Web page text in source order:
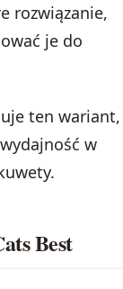
rozwiązanie,
je do
ten wariant,
w
Best